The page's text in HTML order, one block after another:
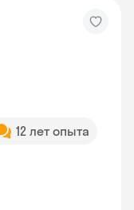
12 лет опыта